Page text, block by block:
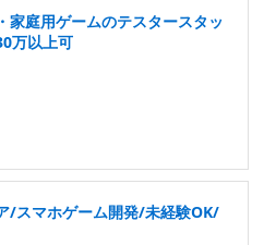
家庭用ゲームのテスタースタッ
万以上可
/スマホゲーム開発/未経験OK/